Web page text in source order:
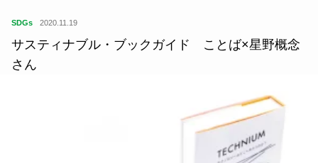
SDGs 2020.11.19
サスティナブル・ブックガイド ことば×星野概念
さん